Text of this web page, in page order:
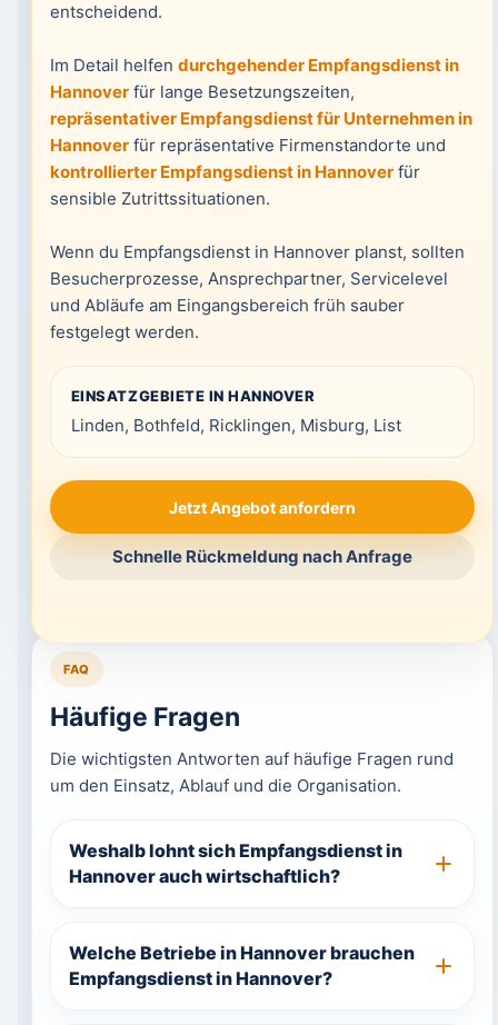
entscheidend.
Im Detail helfen durchgehender Empfangsdienst in
Hannoverfür lange Besetzungszeiten,
repräsentativer Empfangsdienst für Unternehmen in
Hannoverfür repräsentative Firmenstandorte und
kontrollierter Empfangsdienst in Hannoverfür
sensible Zutrittssituationen.
Wenn du Empfangsdienst in Hannover planst, sollten
Besucherprozesse, Ansprechpartner, Servicelevel
und Abläufe am Eingangsbereich früh sauber
festgelegt werden.
EINSATZGEBIETE IN HANNOVER
Linden, Bothfeld, Ricklingen, Misburg, List
Jetzt Angebot anfordern
Schnelle Rückmeldung nach Anfrage
FAQ
Häufige Fragen
Die wichtigsten Antworten auf häufige Fragen rund
um den Einsatz, Ablauf und die Organisation.
Weshalb lohnt sich Empfangsdienst in
Hannover auch wirtschaftlich?
Welche Betriebe in Hannover brauchen
Empfangsdienst in Hannover?